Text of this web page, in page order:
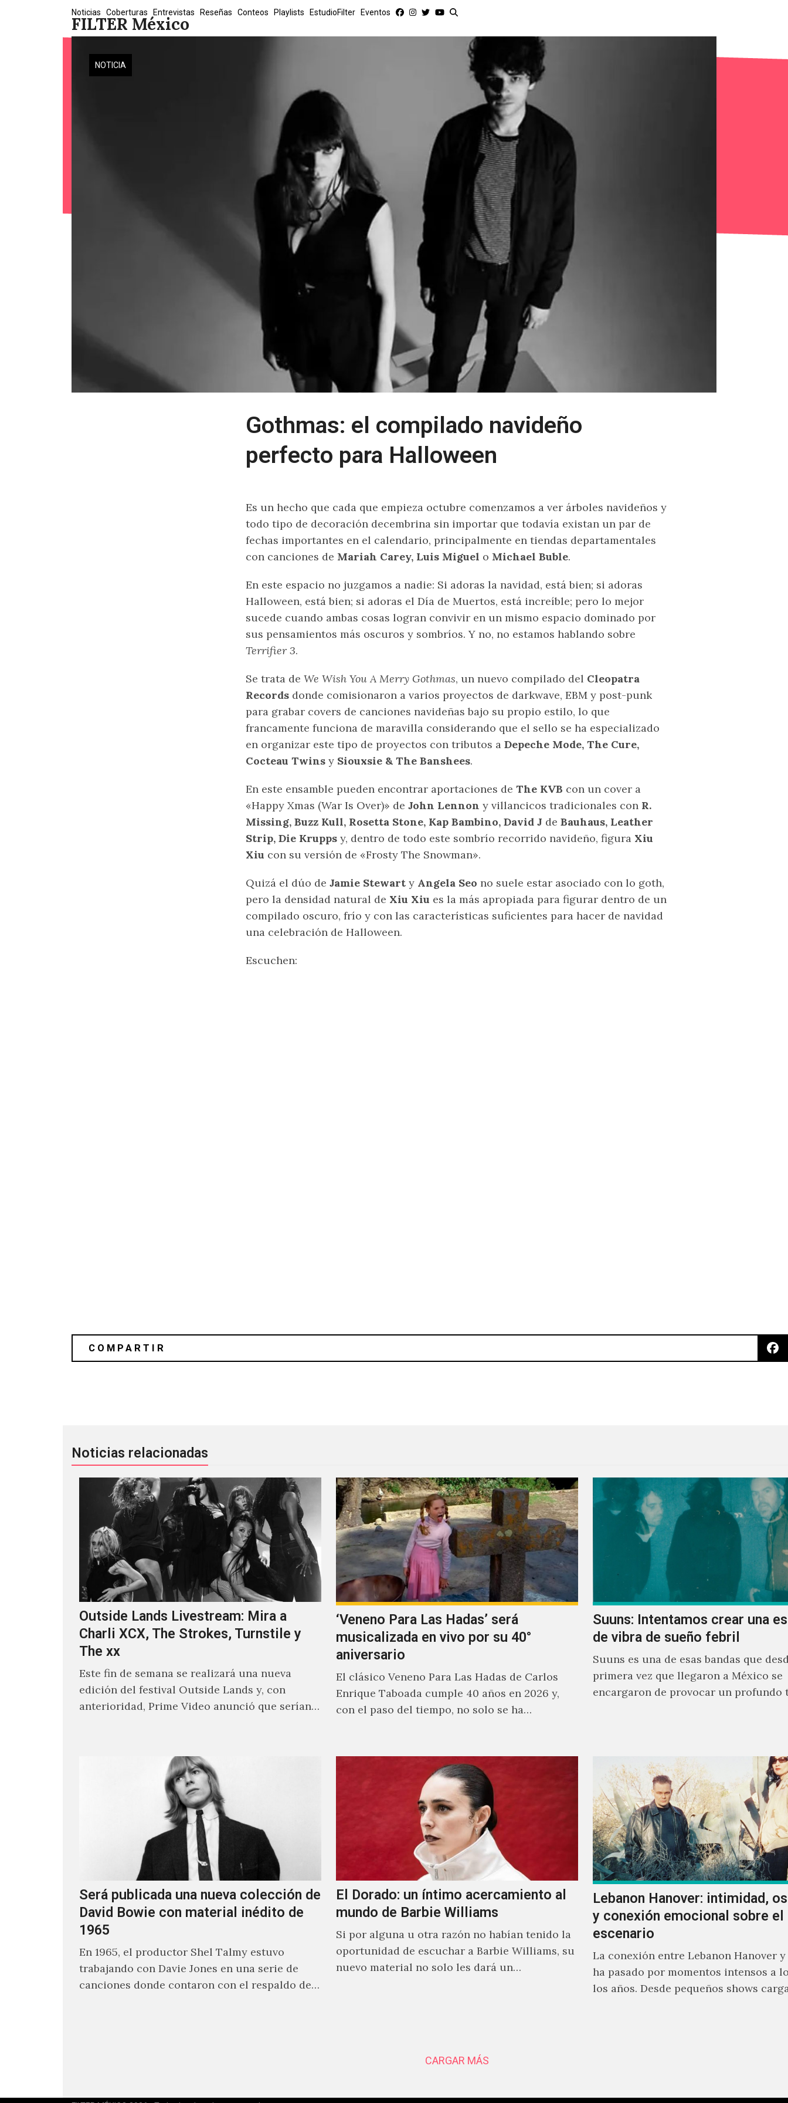
FILTER México
Noticias Coberturas Entrevistas Reseñas Conteos Playlists EstudioFilter Eventos
NOTICIA
Gothmas: el compilado navideño
perfecto para Halloween
Es un hecho que cada que empieza octubre comenzamos a ver árboles navideños y
todo tipo de decoración decembrina sin importar que todavía existan un par de
fechas importantes en el calendario, principalmente en tiendas departamentales
con canciones de Mariah Carey, Luis Miguel o Michael Buble.
En este espacio no juzgamos a nadie: Si adoras la navidad, está bien; si adoras
Halloween, está bien; si adoras el Día de Muertos, está increíble; pero lo mejor
sucede cuando ambas cosas logran convivir en un mismo espacio dominado por
sus pensamientos más oscuros y sombríos. Y no, no estamos hablando sobre
Terrifier 3.
Se trata de We Wish You A Merry Gothmas, un nuevo compilado del Cleopatra
Records donde comisionaron a varios proyectos de darkwave, EBM y post-punk
para grabar covers de canciones navideñas bajo su propio estilo, lo que
francamente funciona de maravilla considerando que el sello se ha especializado
en organizar este tipo de proyectos con tributos a Depeche Mode, The Cure,
Cocteau Twins y Siouxsie & The Banshees.
En este ensamble pueden encontrar aportaciones de The KVB con un cover a
«Happy Xmas (War Is Over)» de John Lennon y villancicos tradicionales con R.
Missing, Buzz Kull, Rosetta Stone, Kap Bambino, David J de Bauhaus, Leather
Strip, Die Krupps y, dentro de todo este sombrío recorrido navideño, figura Xiu
Xiu con su versión de «Frosty The Snowman».
Quizá el dúo de Jamie Stewart y Angela Seo no suele estar asociado con lo goth,
pero la densidad natural de Xiu Xiu es la más apropiada para figurar dentro de un
compilado oscuro, frío y con las características suficientes para hacer de navidad
una celebración de Halloween.
Escuchen:
Noticias relacionadas
Outside Lands Livestream: Mira a
Charli XCX, The Strokes, Turnstile y
The xx
Este fin de semana se realizará una nueva
edición del festival Outside Lands y, con
anterioridad, Prime Video anunció que serían
‘Veneno Para Las Hadas’ será
musicalizada en vivo por su 40°
aniversario
El clásico Veneno Para Las Hadas de Carlos
Enrique Taboada cumple 40 años en 2026 y,
con el paso del tiempo, no solo se ha…
Suuns: Intentamos crear una
de vibra de sueño febril
Suuns es una de esas bandas que
primera vez que llegaron a México se
encargaron de provocar un profundo
Será publicada una nueva colección de
David Bowie con material inédito de
1965
En 1965, el productor Shel Talmy estuvo
trabajando con Davie Jones en una serie de
canciones donde contaron con el respaldo de
El Dorado: un íntimo acercamiento al
mundo de Barbie Williams
Si por alguna u otra razón no habían tenido la
oportunidad de escuchar a Barbie Williams, su
nuevo material no solo les dará un
Lebanon Hanover: intimidad,
y conexión emocional sobre el
escenario
La conexión entre Lebanon Hanover
ha pasado por momentos intensos a
los años. Desde pequeños shows
CARGAR MÁS